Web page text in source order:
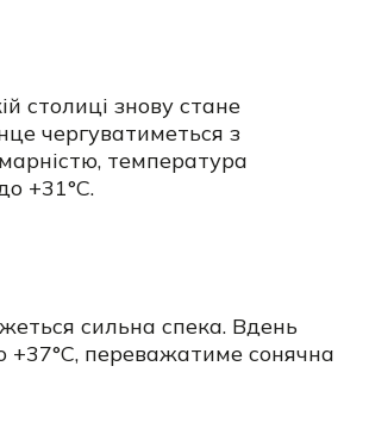
столиці знову стане
чергуватиметься з
температура
+31°C.
сильна спека. Вдень
+37°C, переважатиме сонячна